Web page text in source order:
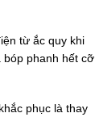
từ ắc quy khi
bóp phanh hết cỡ
phục là thay